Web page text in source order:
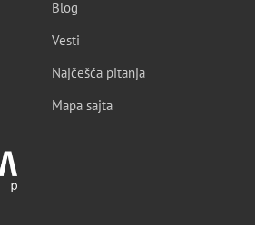
Blog
Vesti
Najčešća pitanja
Mapa sajta